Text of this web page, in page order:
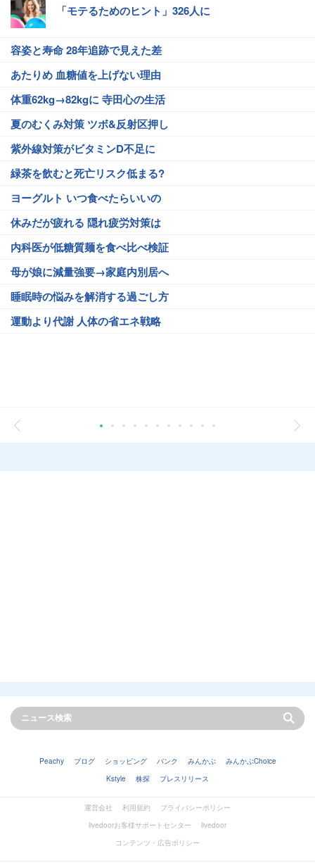
「モテるためのヒント」326人に
容姿と寿命 28年追跡で見えた差
あたりめ 血糖値を上げない理由
体重62kg→82kgに 寺田心の生活
夏のむくみ対策 ツボ&反射区押し
紫外線対策がビタミンD不足に
緑茶を飲むと死亡リスク低まる?
ヨーグルト いつ食べたらいいの
休みだが疲れる 隠れ疲労対策は
内科医が低糖質麺を食べ比べ検証
母が娘に減量強要→家庭内別居へ
睡眠時の悩みを解消する過ごし方
運動より代謝 人体の省エネ戦略
Peachy ブログ ショッピング バンク みんかぶ
みんかぶChoice
Kstyle
株探 プレスリリース
運営会社 利用規約
プライバシーポリシー
livedoorお客様サポートセンター
livedoor
コンテンツ・広告ポリシー